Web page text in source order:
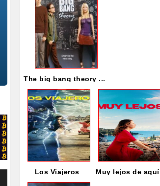
The big bang theory ...
Los Viajeros Muy lejos de aquí